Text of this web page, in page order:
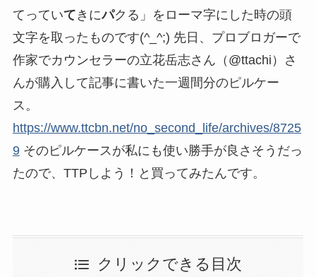
てっていてきにパクる」をローマ字にした時の頭
文字を取ったものです(^_^;) 先日、プロブロガーで
作家でカウンセラーの立花岳志さん（@ttachi）さ
んが購入して記事に書いた一週間分のピルケー
ス。
https://www.ttcbn.net/no_second_life/archives/8725
9そのピルケースが私にも使い勝手が良さそうだっ
たので、TTPしよう！と買ってみたんです。
クリックできる目次